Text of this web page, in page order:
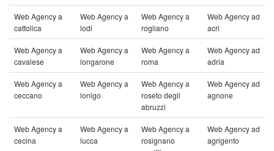
Web Agency a
cattolica
Web Agency a
lodi
Web Agency a
rogliano
Web Agency ad
acri
Web Agency a
cavalese
Web Agency a
longarone
Web Agency a
roma
Web Agency ad
adria
Web Agency a
ceccano
Web Agency a
lonigo
Web Agency a
roseto degli
abruzzi
Web Agency ad
agnone
Web Agency a
cecina
Web Agency a
lucca
Web Agency a
rosignano
Web Agency ad
agrigento